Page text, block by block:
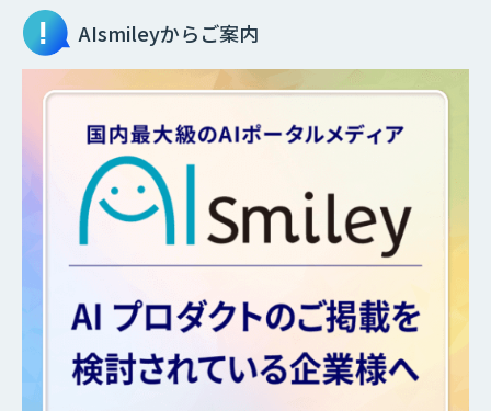
AIsmileyからご案内